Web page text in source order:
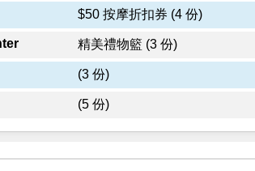
$50 按摩折扣券 (4 份)
精美禮物籃 (3 份)
(3 份)
(5 份)